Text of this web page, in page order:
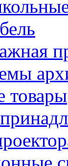
товары